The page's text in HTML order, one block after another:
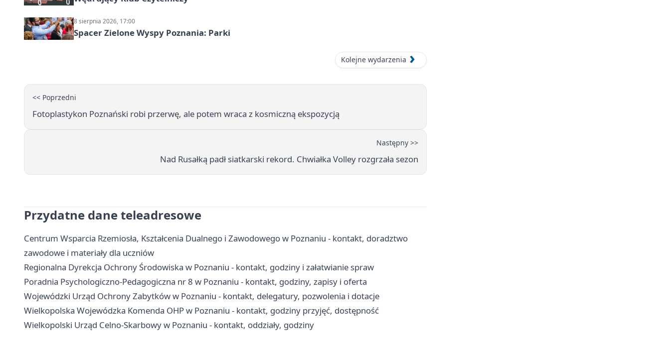
8 sierpnia 2026, 17:00
Spacer Zielone Wyspy Poznania: Parki
Kolejne wydarzenia
<< Poprzedni
Fotoplastykon Poznański robi przerwę, ale potem wraca z kosmiczną ekspozycją
Następny >>
Nad Rusałką padł siatkarski rekord. Chwiałka Volley rozgrzała sezon
Przydatne dane teleadresowe
Centrum Wsparcia Rzemiosła, Kształcenia Dualnego i Zawodowego w Poznaniu - kontakt, doradztwo
zawodowe i materiały dla uczniów
Regionalna Dyrekcja Ochrony Środowiska w Poznaniu - kontakt, godziny i załatwianie spraw
Poradnia Psychologiczno-Pedagogiczna nr 8 w Poznaniu - kontakt, godziny, zapisy i oferta
Wojewódzki Urząd Ochrony Zabytków w Poznaniu - kontakt, delegatury, pozwolenia i dotacje
Wielkopolska Wojewódzka Komenda OHP w Poznaniu - kontakt, godziny przyjęć, dostępność
Wielkopolski Urząd Celno-Skarbowy w Poznaniu - kontakt, oddziały, godziny